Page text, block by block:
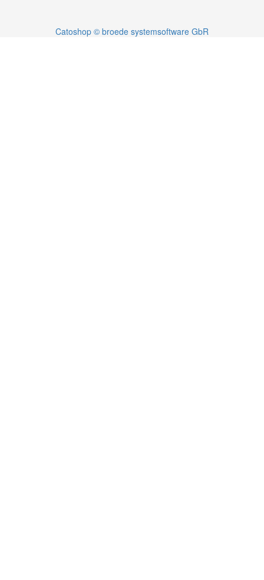
Catoshop © broede systemsoftware GbR